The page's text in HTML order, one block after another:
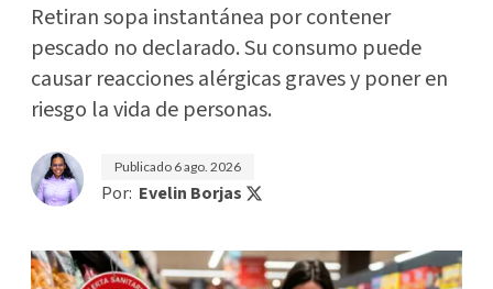
Retiran sopa instantánea por contener
pescado no declarado. Su consumo puede
causar reacciones alérgicas graves y poner en
riesgo la vida de personas.
Publicado 6 ago. 2026
Por: Evelin Borjas